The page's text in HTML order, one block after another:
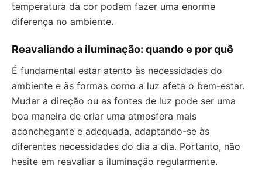
temperatura da cor podem fazer uma enorme
diferença no ambiente.
Reavaliando a iluminação: quando e por quê
É fundamental estar atento às necessidades do
ambiente e às formas como a luz afeta o bem-estar.
Mudar a direção ou as fontes de luz pode ser uma
boa maneira de criar uma atmosfera mais
aconchegante e adequada, adaptando-se às
diferentes necessidades do dia a dia. Portanto, não
hesite em reavaliar a iluminação regularmente.